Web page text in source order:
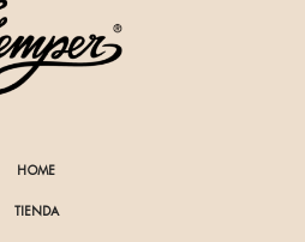
HOME
TIENDA